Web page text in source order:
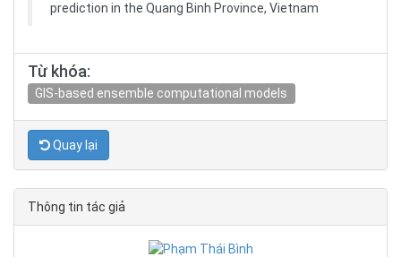
prediction in the Quang Binh Province, Vietnam
Từ khóa:
GIS-based ensemble computational models
Quay lại
Thông tin tác giả